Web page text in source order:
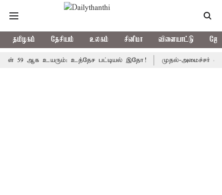
தமிழகம் தேசியம் உலகம் சினிமா விளையாட்டு
ஆக உயரும்: உத்தேச பட்டியல் இதோ! முதல்-அமைச்சர் விஜய்